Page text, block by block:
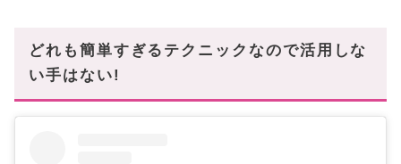
どれも簡単すぎるテクニックなので活用しな
い手はない!